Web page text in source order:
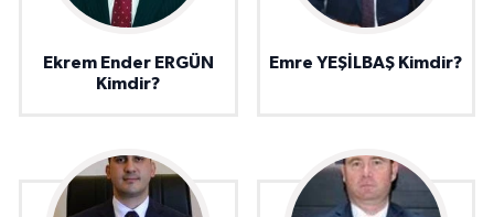
Ekrem Ender ERGÜN
Kimdir?
Emre YEŞİLBAŞ Kimdir?